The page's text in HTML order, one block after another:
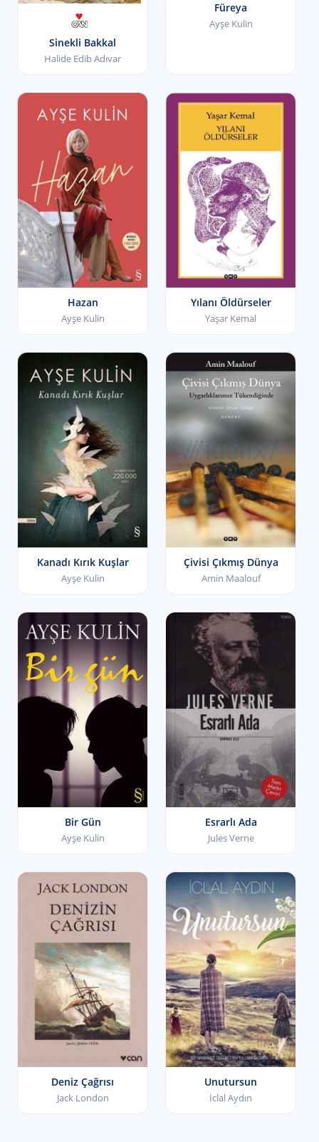
Sinekli Bakkal
Halide Edib Adıvar
Füreya
Ayşe Kulin
Hazan
Ayşe Kulin
Yılanı Öldürseler
Yaşar Kemal
Kanadı Kırık Kuşlar
Ayşe Kulin
Çivisi Çıkmış Dünya
Amin Maalouf
Bir Gün
Ayşe Kulin
Esrarlı Ada
Jules Verne
Deniz Çağrısı
Jack London
Unutursun
İclal Aydın